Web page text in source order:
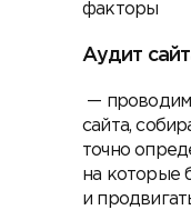
факторы
Аудит
— проводим
сайта,
точно
на которые
и